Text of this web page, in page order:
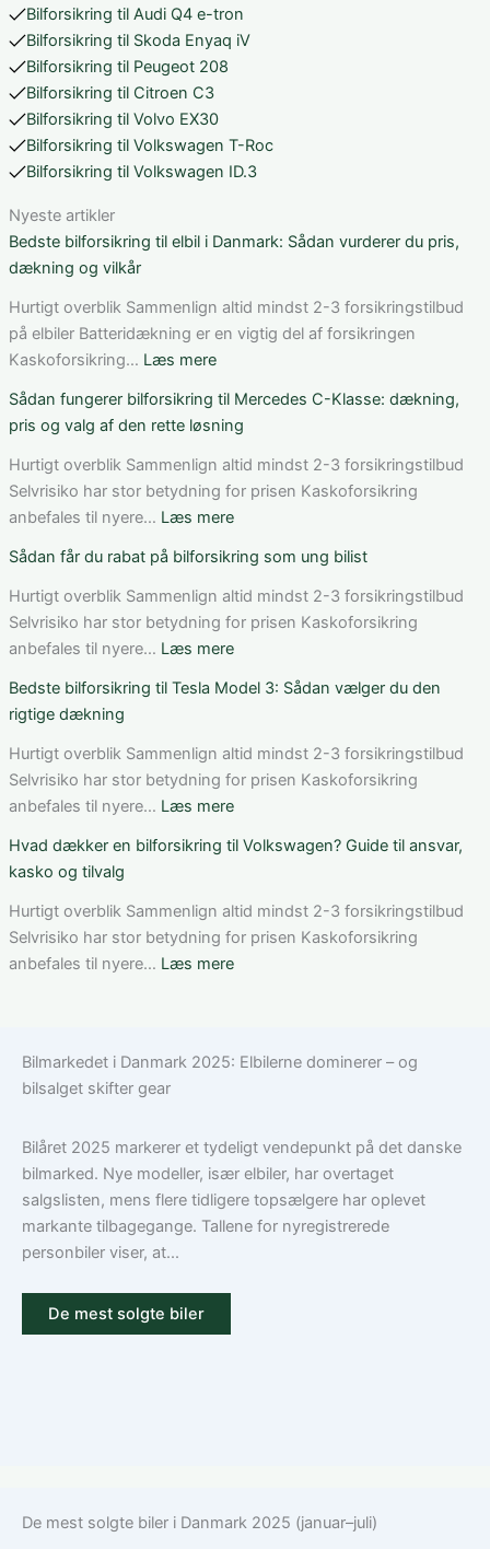
Bilforsikring til Audi Q4 e-tron
Bilforsikring til Skoda Enyaq iV
Bilforsikring til Peugeot 208
Bilforsikring til Citroen C3
Bilforsikring til Volvo EX30
Bilforsikring til Volkswagen T-Roc
Bilforsikring til Volkswagen ID.3
Nyeste artikler
Bedste bilforsikring til elbil i Danmark: Sådan vurderer du pris,
dækning og vilkår
Hurtigt overblik Sammenlign altid mindst 2-3 forsikringstilbud
på elbiler Batteridækning er en vigtig del af forsikringen
Kaskoforsikring… Læs mere:
bilforsikring
til
elbil
i
Danmark:
vurderer
du
pris,
dækning
vilkår
Sådan fungerer bilforsikring til Mercedes C-Klasse: dækning,
pris og valg af den rette løsning
Hurtigt overblik Sammenlign altid mindst 2-3 forsikringstilbud
Selvrisiko har stor betydning for prisen Kaskoforsikring
anbefales til nyere… Læs mere:
fungerer
bilforsikring
til
Mercedes
Klasse:
pris
og
valg
den
løsning
Sådan får du rabat på bilforsikring som ung bilist
Hurtigt overblik Sammenlign altid mindst 2-3 forsikringstilbud
Selvrisiko har stor betydning for prisen Kaskoforsikring
anbefales til nyere… Læs mere:
får
rabat
på
bilforsikring
ung
Bedste bilforsikring til Tesla Model 3: Sådan vælger du den
rigtige dækning
Hurtigt overblik Sammenlign altid mindst 2-3 forsikringstilbud
Selvrisiko har stor betydning for prisen Kaskoforsikring
anbefales til nyere… Læs mere:
bilforsikring
Tesla
Model
3:
den
Hvad dækker en bilforsikring til Volkswagen? Guide til ansvar,
kasko og tilvalg
Hurtigt overblik Sammenlign altid mindst 2-3 forsikringstilbud
Selvrisiko har stor betydning for prisen Kaskoforsikring
anbefales til nyere… Læs mere:
bilforsikring
Guide
til
ansvar,
kasko
Bilmarkedet i Danmark 2025: Elbilerne dominerer – og
bilsalget skifter gear
Bilåret 2025 markerer et tydeligt vendepunkt på det danske
bilmarked. Nye modeller, især elbiler, har overtaget
salgslisten, mens flere tidligere topsælgere har oplevet
markante tilbagegange. Tallene for nyregistrerede
personbiler viser, at...
De mest solgte biler
De mest solgte biler i Danmark 2025 (januar–juli)